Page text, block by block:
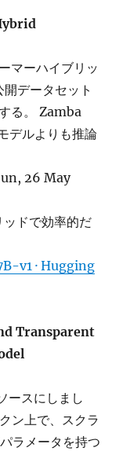
マーハイブリッ
データセット
る。 Zamba
デルよりも推論
26 May
ドで効率的だ
v1 · Hugging
Transparent
ースにしまし
ン上で、スクラ
ラメータを持つ